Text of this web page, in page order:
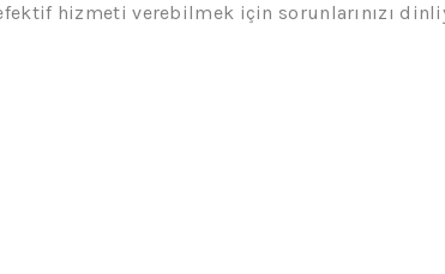
hizmeti verebilmek için sorunlarınızı